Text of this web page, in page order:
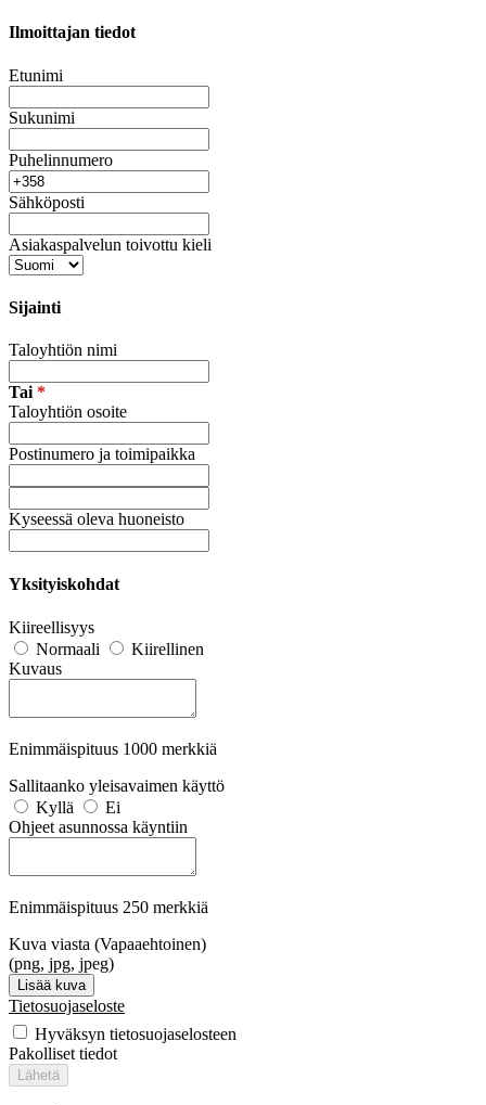
Ilmoittajan tiedot
Etunimi
Sukunimi
Puhelinnumero
Sähköposti
Asiakaspalvelun toivottu kieli
Sijainti
Taloyhtiön nimi
Tai *
Taloyhtiön osoite
Postinumero ja toimipaikka
Kyseessä oleva huoneisto
Yksityiskohdat
Kiireellisyys
Normaali
Kiirellinen
Kuvaus
Enimmäispituus 1000 merkkiä
Sallitaanko yleisavaimen käyttö
Kyllä
Ei
Ohjeet asunnossa käyntiin
Enimmäispituus 250 merkkiä
Kuva viasta (Vapaaehtoinen)
(png, jpg, jpeg)
Lisää kuva
Tietosuojaseloste
Hyväksyn tietosuojaselosteen
Pakolliset tiedot
Lähetä